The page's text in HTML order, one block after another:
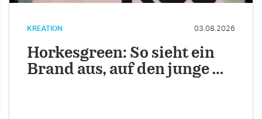
KREATION 03.08.2026
Horkesgreen: So sieht ein
Brand aus, auf den junge …